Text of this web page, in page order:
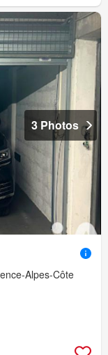
3 Photos
Alpes-Côte